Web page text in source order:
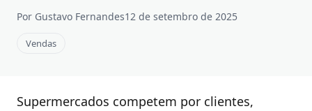
Por Gustavo Fernandes12 de setembro de 2025
Vendas
Supermercados competem por clientes,